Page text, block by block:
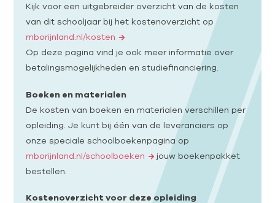
Kijk voor een uitgebreider overzicht van de kosten
van dit schooljaar bij het kostenoverzicht op
mborijnland.nl/kosten
Op deze pagina vind je ook meer informatie over
betalingsmogelijkheden en studiefinanciering.
Boeken en materialen
De kosten van boeken en materialen verschillen per
opleiding. Je kunt bij één van de leveranciers op
onze speciale schoolboekenpagina op
mborijnland.nl/schoolboeken
jouw boekenpakket
bestellen.
Kostenoverzicht voor deze opleiding